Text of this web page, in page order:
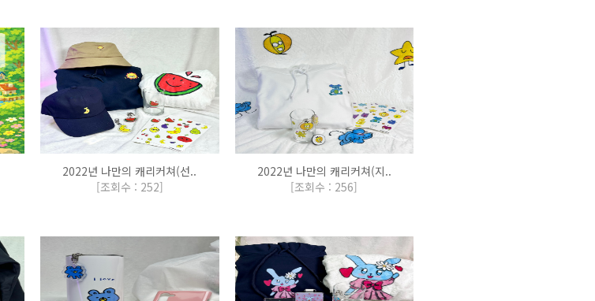
2022년 나만의 캐리커쳐(선..
[조회수 : 252]
2022년 나만의 캐리커쳐(지..
[조회수 : 256]